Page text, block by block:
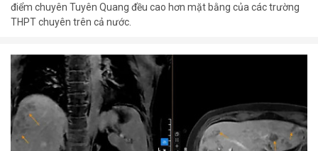
điểm chuyên Tuyên Quang đều cao hơn mặt bằng của các trường
THPT chuyên trên cả nước.